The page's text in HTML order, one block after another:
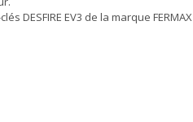
DESFIRE EV3 de la marque FERMAX